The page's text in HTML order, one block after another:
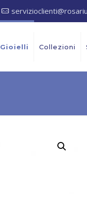
Gioielli Collezioni